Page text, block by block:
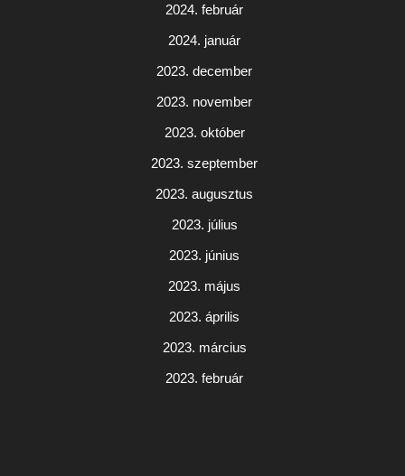
2024. február
2024. január
2023. december
2023. november
2023. október
2023. szeptember
2023. augusztus
2023. július
2023. június
2023. május
2023. április
2023. március
2023. február